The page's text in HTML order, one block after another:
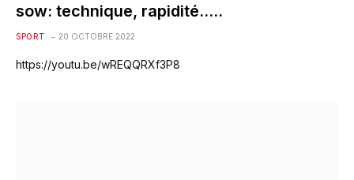
sow: technique, rapidité…..
SPORT 20 OCTOBRE 2022
https://youtu.be/wREQQRXf3P8